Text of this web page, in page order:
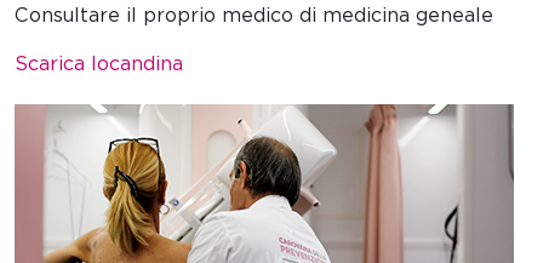
Consultare il proprio medico di medicina geneale
Scarica locandina